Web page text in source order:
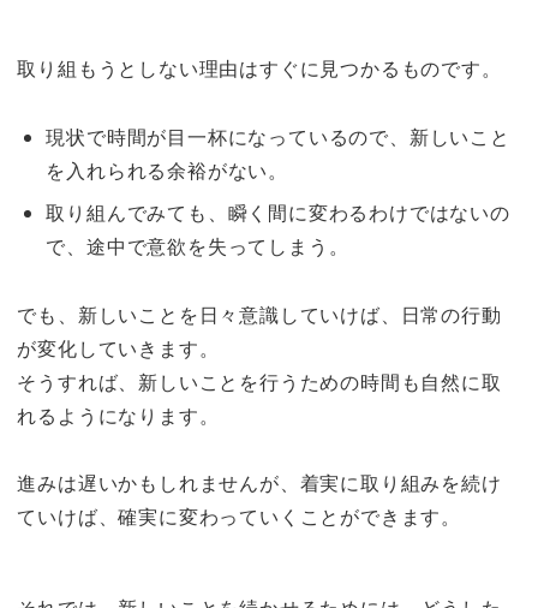
取り組もうとしない理由はすぐに見つかるものです。
現状で時間が目一杯になっているので、新しいこと
を入れられる余裕がない。
取り組んでみても、瞬く間に変わるわけではないの
で、途中で意欲を失ってしまう。
でも、新しいことを日々意識していけば、日常の行動
が変化していきます。
そうすれば、新しいことを行うための時間も自然に取
れるようになります。
進みは遅いかもしれませんが、着実に取り組みを続け
ていけば、確実に変わっていくことができます。